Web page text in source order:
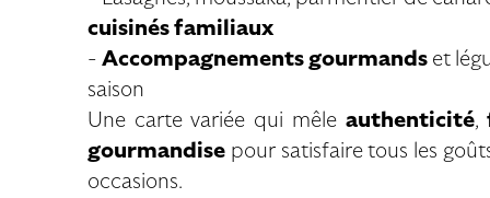
cuisinés familiaux
-Accompagnements gourmandset
saison
Une carte variée qui mêle authenticité,
gourmandise pour satisfaire tous les
occasions.